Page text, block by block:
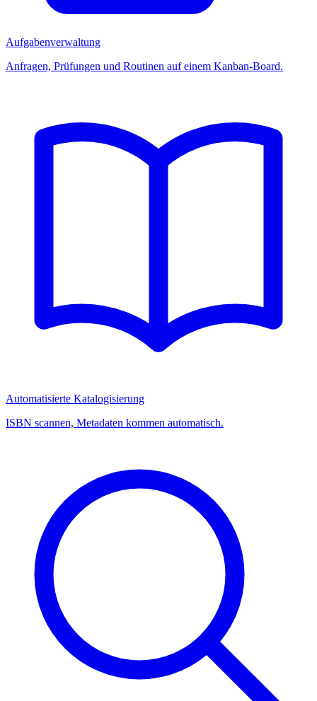
Aufgabenverwaltung
Anfragen, Prüfungen und Routinen auf einem Kanban-Board.
Automatisierte Katalogisierung
ISBN scannen, Metadaten kommen automatisch.